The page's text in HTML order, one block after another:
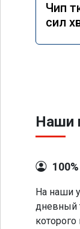
Чип
сил
Наши
На наши
дневный